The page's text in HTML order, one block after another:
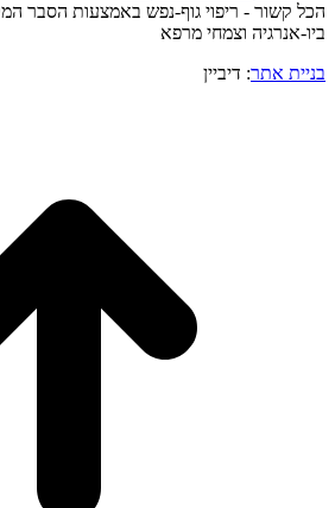
הכל קשור - ריפוי גוף-נפש באמצעות הסבר
ביו-אנרגיה וצמחי מרפא
בניית אתר: דיביין